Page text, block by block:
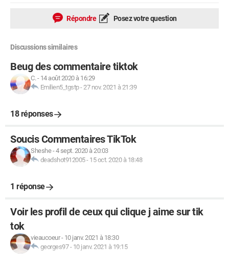
Répondre Posez votre question
Discussions similaires
Beug des commentaire tiktok
C.- 14 août 2020 à 16:29
Emilien5_tgstp-27 nov. 2021 à 21:39
18 réponses
Soucis Commentaires TikTok
Sheshe-4 sept. 2020 à 20:03
deadshot912005- 15 oct. 2020 à 18:48
1 réponse
Voir les profil de ceux qui clique j aime sur tik
tok
vieaucoeur- 10 janv. 2021 à 18:30
georges97- 10 janv. 2021 à 19:15